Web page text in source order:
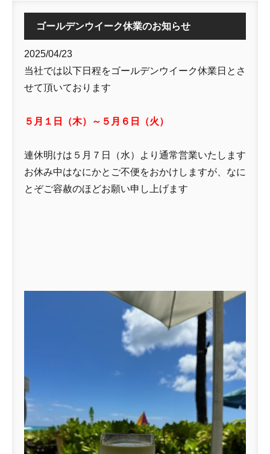
ゴールデンウイーク休業のお知らせ
2025/04/23
当社では以下日程をゴールデンウイーク休業日とさ
せて頂いております
５月１日（木）～５月６日（火）
連休明けは５月７日（水）より通常営業いたします
お休み中はなにかとご不便をおかけしますが、なに
とぞご容赦のほどお願い申し上げます